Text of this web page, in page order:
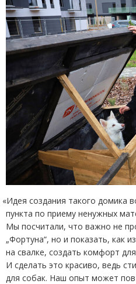
«Идея создания такого домика
пункта по приему ненужных
Мы посчитали, что важно не
„Фортуна“, но и показать, как
на свалке, создать комфорт
И сделать это красиво, ведь
для собак. Наш опыт может